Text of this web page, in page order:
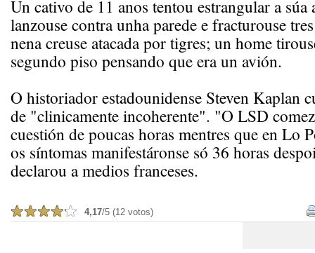
Un cativo de 11 anos tentou estrangular a
lanzouse contra unha parede e fracturouse
nena creuse atacada por tigres; un home
segundo piso pensando que era un avión.
O historiador estadounidense Steven Kaplan
de "clinicamente incoherente". "O LSD
cuestión de poucas horas mentres que en Lo
os síntomas manifestáronse só 36 horas
declarou a medios franceses.
4,17/5 (12 votos)